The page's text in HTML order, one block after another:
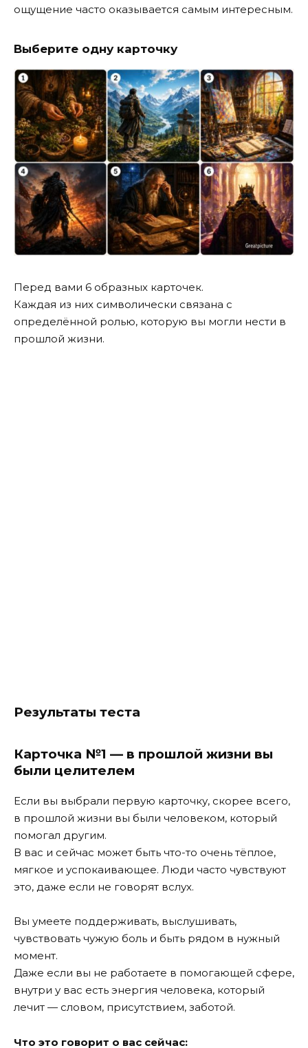
ощущение часто оказывается самым интересным.
Выберите одну карточку
Перед вами 6 образных карточек.
Каждая из них символически связана с
определённой ролью, которую вы могли нести в
прошлой жизни.
Результаты теста
Карточка №1 — в прошлой жизни вы
были целителем
Если вы выбрали первую карточку, скорее всего,
в прошлой жизни вы были человеком, который
помогал другим.
В вас и сейчас может быть что-то очень тёплое,
мягкое и успокаивающее. Люди часто чувствуют
это, даже если не говорят вслух.
Вы умеете поддерживать, выслушивать,
чувствовать чужую боль и быть рядом в нужный
момент.
Даже если вы не работаете в помогающей сфере,
внутри у вас есть энергия человека, который
лечит — словом, присутствием, заботой.
Что это говорит о вас сейчас: